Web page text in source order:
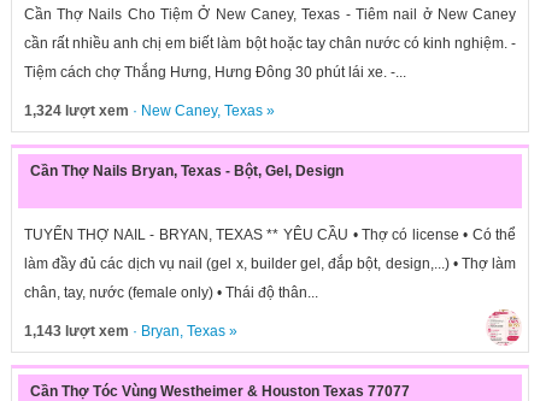
Cần Thợ Nails Cho Tiệm Ở New Caney, Texas - Tiêm nail ở New Caney
cần rất nhiều anh chị em biết làm bột hoặc tay chân nước có kinh nghiệm. -
Tiệm cách chợ Thắng Hưng, Hưng Đông 30 phút lái xe. -...
1,324 lượt xem · New Caney, Texas»
Cần Thợ Nails Bryan, Texas - Bột, Gel, Design
TUYỂN THỢ NAIL - BRYAN, TEXAS ** YÊU CẦU • Thợ có license • Có thể
làm đầy đủ các dịch vụ nail (gel x, builder gel, đắp bột, design,...) • Thợ làm
chân, tay, nước (female only) • Thái độ thân...
1,143 lượt xem · Bryan, Texas»
Cần Thợ Tóc Vùng Westheimer & Houston Texas 77077